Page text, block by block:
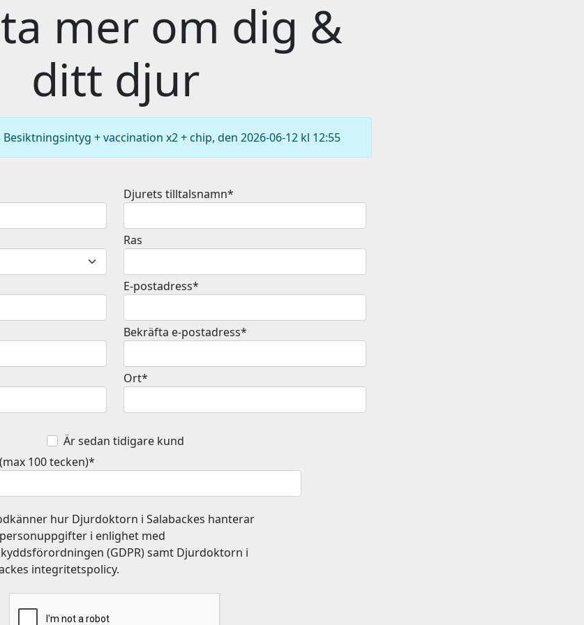
mer om dig &
ditt djur
+ vaccination x2 + chip, den 2026-06-12 kl 12:55
Djurets tilltalsnamn*
Ras
E-postadress*
Bekräfta e-postadress*
Ort*
Är sedan tidigare kund
100 tecken)*
hur Djurdoktorn i Salabackes hanterar
i enlighet med
(GDPR) samt Djurdoktorn i
integritetspolicy.